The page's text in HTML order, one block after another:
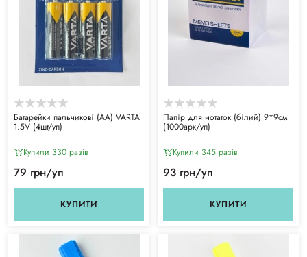
Батарейки пальчикові (АА) VARTA
1.5V (4шт/уп)
Купили 330 разiв
79 грн/уп
КУПИТИ
Папір для нотаток (білий) 9*9см
(1000арк/уп)
Купили 345 разiв
93 грн/уп
КУПИТИ